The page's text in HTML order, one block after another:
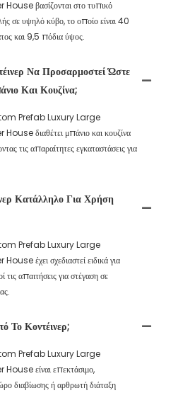
βασίζονται στο τυπικό
σε υψηλό κύβο, το οποίο είναι 40
και 9,5 πόδια ύψος.
Να Προσαρμοστεί Ώστε
Και Κουζίνα;
Prefab Luxury Large
διαθέτει μπάνιο και κουζίνα
τις απαραίτητες εγκαταστάσεις για
Κατάλληλο Για Χρήση
Prefab Luxury Large
έχει σχεδιαστεί ειδικά για
τις απαιτήσεις για στέγαση σε
Το Κοντέινερ;
Prefab Luxury Large
είναι επεκτάσιμο,
διαβίωσης ή αρθρωτή διάταξη